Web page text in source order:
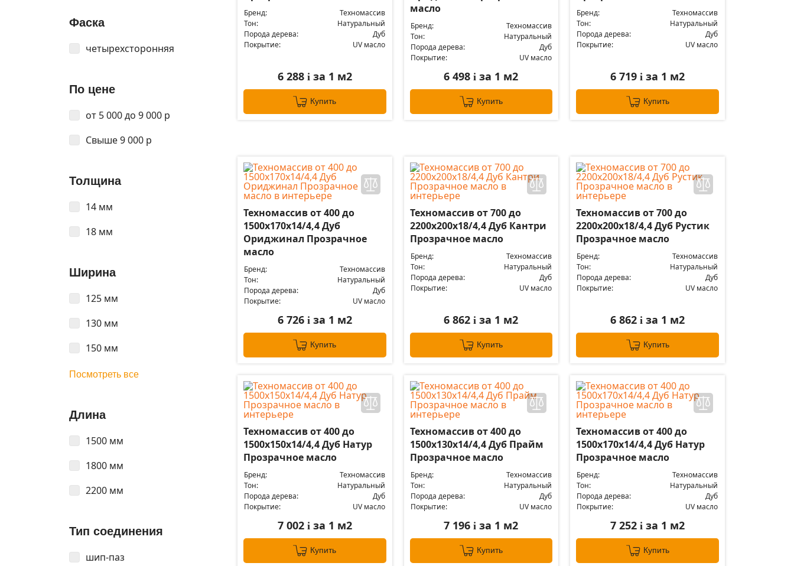
Фаска
четырехсторонняя
По цене
от 5 000 до 9 000 р
Свыше 9 000 р
Толщина
14 мм
18 мм
Ширина
125 мм
130 мм
150 мм
Посмотреть все
Длина
1500 мм
1800 мм
2200 мм
Тип соединения
шип-паз
Бренд:
Техномассив
Тон:
Натуральный
Порода дерева:
Дуб
Покрытие:
UV масло
6 288 iза 1 м2
Купить
масло
Бренд:
Техномассив
Тон:
Натуральный
Порода дерева:
Дуб
Покрытие:
UV масло
6 498i за 1 м2
Купить
Бренд:
Техномассив
Тон:
Натуральный
Порода дерева:
Дуб
Покрытие:
UV масло
6 719i за 1 м2
Купить
Техномассив от 400 до
1500х170х14/4,4 Дуб
Ориджинал Прозрачное
масло
Бренд:
Техномассив
Тон:
Натуральный
Порода дерева:
Дуб
Покрытие:
UV масло
6 726 iза 1 м2
Купить
Техномассив от 700 до
2200х200х18/4,4 Дуб Кантри
Прозрачное масло
Бренд:
Техномассив
Тон:
Натуральный
Порода дерева:
Дуб
Покрытие:
UV масло
6 862i за 1 м2
Купить
Техномассив от 700 до
2200х200х18/4,4 Дуб Рустик
Прозрачное масло
Бренд:
Техномассив
Тон:
Натуральный
Порода дерева:
Дуб
Покрытие:
UV масло
6 862i за 1 м2
Купить
Техномассив от 400 до
1500х150х14/4,4 Дуб Натур
Прозрачное масло
Бренд:
Техномассив
Тон:
Натуральный
Порода дерева:
Дуб
Покрытие:
UV масло
7 002 iза 1 м2
Купить
Техномассив от 400 до
1500х130х14/4,4 Дуб Прайм
Прозрачное масло
Бренд:
Техномассив
Тон:
Натуральный
Порода дерева:
Дуб
Покрытие:
UV масло
7 196i за 1 м2
Купить
Техномассив от 400 до
1500х170х14/4,4 Дуб Натур
Прозрачное масло
Бренд:
Техномассив
Тон:
Натуральный
Порода дерева:
Дуб
Покрытие:
UV масло
7 252i за 1 м2
Купить